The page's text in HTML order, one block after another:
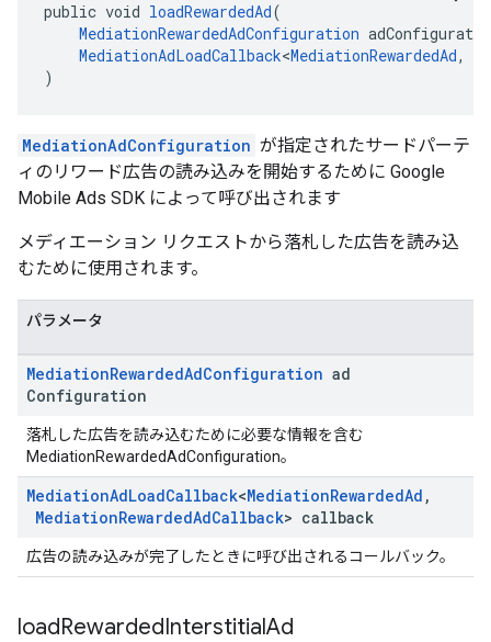
public void loadRewardedAd(
MediationRewardedAdConfiguration
MediationAdLoadCallback<MediationRewardedAd,
)
MediationAdConfiguration が指定されたサードパーテ
ィのリワード広告の読み込みを開始するために Google
Mobile Ads SDK によって呼び出されます
メディエーション リクエストから落札した広告を読み込
むために使用されます。
パラメータ
MediationRewardedAdConfiguration ad
Configuration
落札した広告を読み込むために必要な情報を含む
MediationRewardedAdConfiguration。
MediationAdLoadCallback<MediationRewardedAd ,
MediationRewardedAdCallback> callback
広告の読み込みが完了したときに呼び出されるコールバック。
loadRewardedInterstitialAd